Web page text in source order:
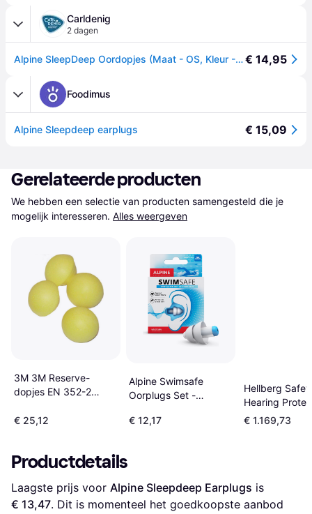
Carldenig
2 dagen
Alpine SleepDeep Oordopjes (Maat - OS, Kleur - Nocolor)€ 14,95
Foodimus
Alpine Sleepdeep earplugs € 15,09
Gerelateerde producten
We hebben een selectie van producten samengesteld die je
mogelijk interesseren. Alles weergeven
3M 3M Reserve-
dopjes EN 352-2
7000103730
€ 25,12
Alpine Swimsafe
Oorplugs Set -
€ 12,17
Hellberg
Hearing
Local 2
€ 1.169,73
Productdetails
Laagste prijs voor Alpine Sleepdeep Earplugs
€ 13,47. Dit is momenteel het goedkoopste aanbod